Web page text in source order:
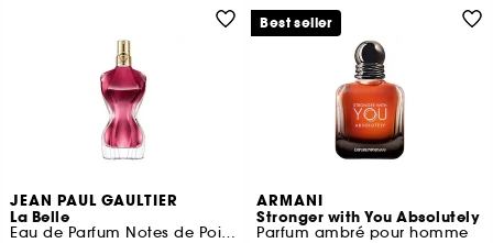
JEAN PAUL GAULTIER
La Belle
Eau de Parfum Notes de Poire, Bergamote et Vanille
ARMANI
Stronger with You Absolutely
Parfum ambré pour homme
Best seller